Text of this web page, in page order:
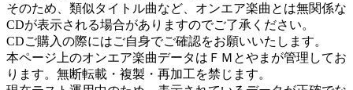
そのため、類似タイトル曲など、オンエア楽曲とは無関係な
CDが表示される場合がありますのでご了承ください。
CDご購入の際にはご自身でご確認をお願いいたします。
本ページ上のオンエア楽曲データはＦＭとやまが管理してお
ります。無断転載・複製・再加工を禁じます。